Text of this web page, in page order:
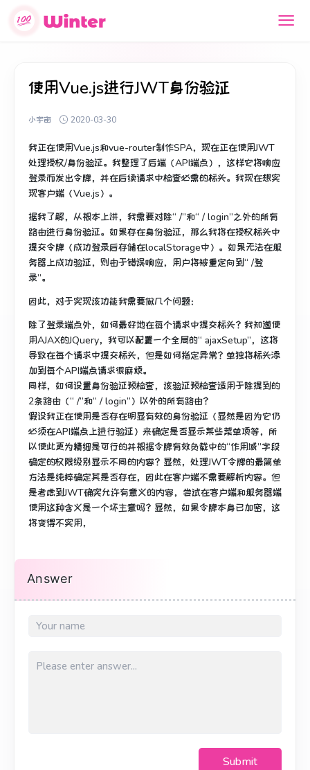
使用Vue.js进行JWT身份验证
小宇宙 2020-03-30
我正在使用Vue.js和vue-router制作SPA，现在正在使用JWT
处理授权/身份验证。 我整理了后端（API端点），这样它将响应
登录而发出令牌，并在后续请求中检查必需的标头。 我现在想实
现客户端（Vue.js）。
据我了解，从根本上讲，我需要对除“ /”和“ / login”之外的所有
路由进行身份验证。 如果存在身份验证，那么我将在授权标头中
提交令牌（成功登录后存储在localStorage中）。 如果无法在服
务器上成功验证，则由于错误响应，用户将被重定向到“ /登
录”。
因此，对于实现该功能我需要做几个问题：
除了登录端点外，如何最好地在每个请求中提交标头？ 我知道使
用AJAX的JQuery，我可以配置一个全局的“ ajaxSetup”，这将
导致在每个请求中提交标头，但是如何指定异常？ 单独将标头添
加到每个API端点请求很麻烦。
同样，如何设置身份验证预检查，该验证预检查适用于除提到的
2条路由（“ /”和“ / login”）以外的所有路由？
假设我正在使用是否存在明显有效的身份验证（显然是因为它仍
必须在API端点上进行验证）来确定是否显示某些菜单项等，所
以使此更为精细是可行的并根据令牌有效负载中的“作用域”字段
确定的权限级别显示不同的内容？ 显然，处理JWT令牌的最简单
方法是纯粹确定其是否存在，因此在客户端不需要解析内容。 但
是考虑到JWT确实允许有意义的内容，尝试在客户端和服务器端
使用这种含义是一个坏主意吗？ 显然，如果令牌本身已加密，这
将变得不实用，
Answer
Submit